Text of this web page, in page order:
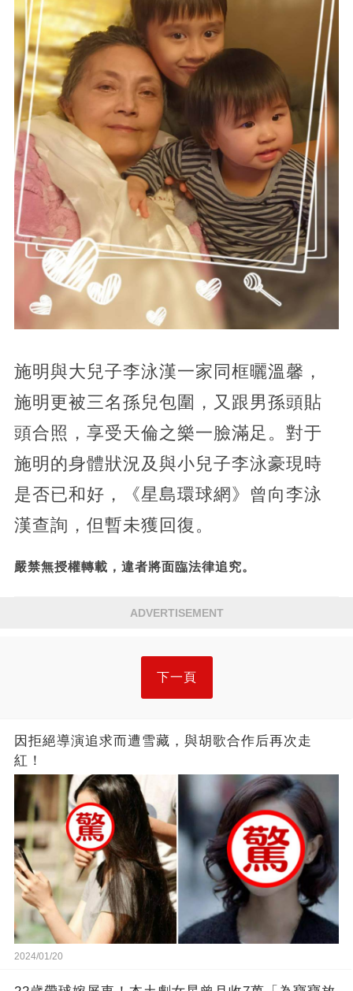
施明與大兒子李泳漢一家同框曬溫馨，
施明更被三名孫兒包圍，又跟男孫頭貼
頭合照，享受天倫之樂一臉滿足。對于
施明的身體狀況及與小兒子李泳豪現時
是否已和好，《星島環球網》曾向李泳
漢查詢，但暫未獲回復。
嚴禁無授權轉載，違者將面臨法律追究。
ADVERTISEMENT
下一頁
因拒絕導演追求而遭雪藏，與胡歌合作后再次走
紅！
2024/01/20